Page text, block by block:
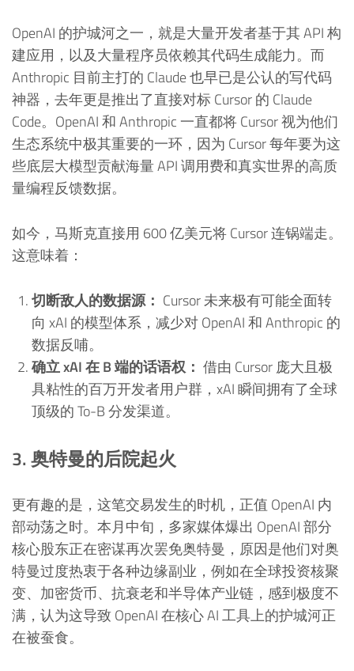
OpenAI 的护城河之一，就是大量开发者基于其 API 构
建应用，以及大量程序员依赖其代码生成能力。而
Anthropic 目前主打的 Claude 也早已是公认的写代码
神器，去年更是推出了直接对标 Cursor 的 Claude
Code。OpenAI 和 Anthropic 一直都将 Cursor 视为他们
生态系统中极其重要的一环，因为 Cursor 每年要为这
些底层大模型贡献海量 API 调用费和真实世界的高质
量编程反馈数据。
如今，马斯克直接用 600 亿美元将 Cursor 连锅端走。
这意味着：
切断敌人的数据源： Cursor 未来极有可能全面转
向 xAI 的模型体系，减少对 OpenAI 和 Anthropic 的
数据反哺。
确立 xAI 在 B 端的话语权： 借由 Cursor 庞大且极
具粘性的百万开发者用户群，xAI 瞬间拥有了全球
顶级的 To-B 分发渠道。
3. 奥特曼的后院起火
更有趣的是，这笔交易发生的时机，正值 OpenAI 内
部动荡之时。本月中旬，多家媒体爆出 OpenAI 部分
核心股东正在密谋再次罢免奥特曼，原因是他们对奥
特曼过度热衷于各种边缘副业，例如在全球投资核聚
变、加密货币、抗衰老和半导体产业链，感到极度不
满，认为这导致 OpenAI 在核心 AI 工具上的护城河正
在被蚕食。